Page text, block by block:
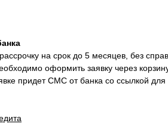
на срок до 5 месяцев, без
оформить заявку через
придет СМС от банка со ссылкой для